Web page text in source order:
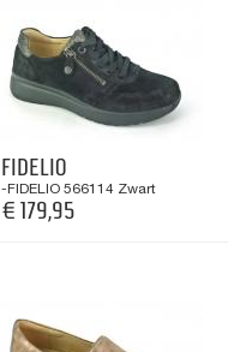
FIDELIO
-FIDELIO 566114 Zwart
€ 179,95